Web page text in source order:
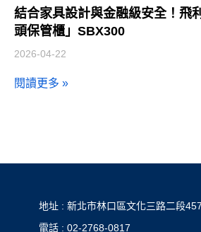
結合家具設計與金融級安全！飛
頭保管櫃」SBX300
2026-04-22
閱讀更多 »
地址 : 新北市林口區文化三路二段
電話 : 02-2768-0817